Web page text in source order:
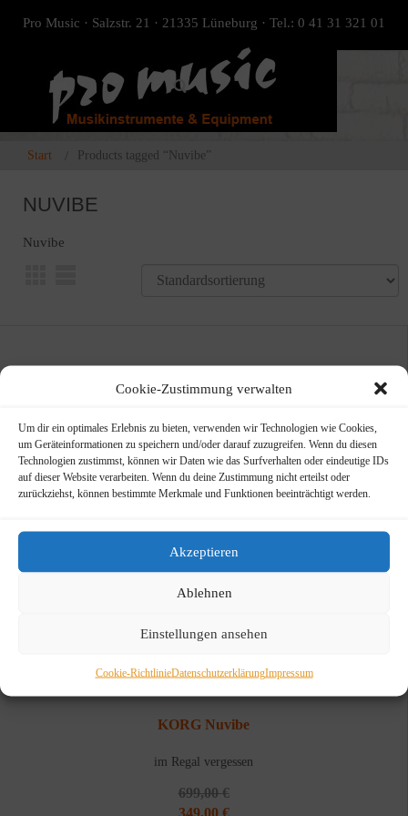
Cookie-Zustimmung verwalten
Um dir ein optimales Erlebnis zu bieten, verwenden wir Technologien wie Cookies,
um Geräteinformationen zu speichern und/oder darauf zuzugreifen. Wenn du diesen
Technologien zustimmst, können wir Daten wie das Surfverhalten oder eindeutige IDs
auf dieser Website verarbeiten. Wenn du deine Zustimmung nicht erteilst oder
zurückziehst, können bestimmte Merkmale und Funktionen beeinträchtigt werden.
Akzeptieren
Ablehnen
Einstellungen ansehen
Cookie-RichtlinieDatenschutzerklärungImpressum
Pro Music · Salzstr. 21 · 21335 Lüneburg · Tel.: 0 41 31 321 01
Start Products tagged “Nuvibe”
NUVIBE
Nuvibe
KORG Nuvibe
im Regal vergessen
699,00€
Ursprünglicher
349,00 €Aktueller
ANGEBOT!